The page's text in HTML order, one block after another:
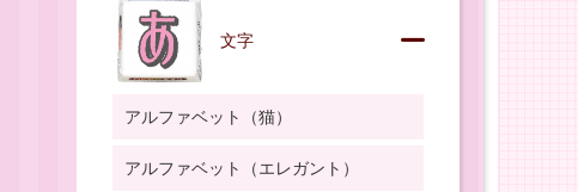
文字
アルファベット（猫）
アルファベット（エレガント）